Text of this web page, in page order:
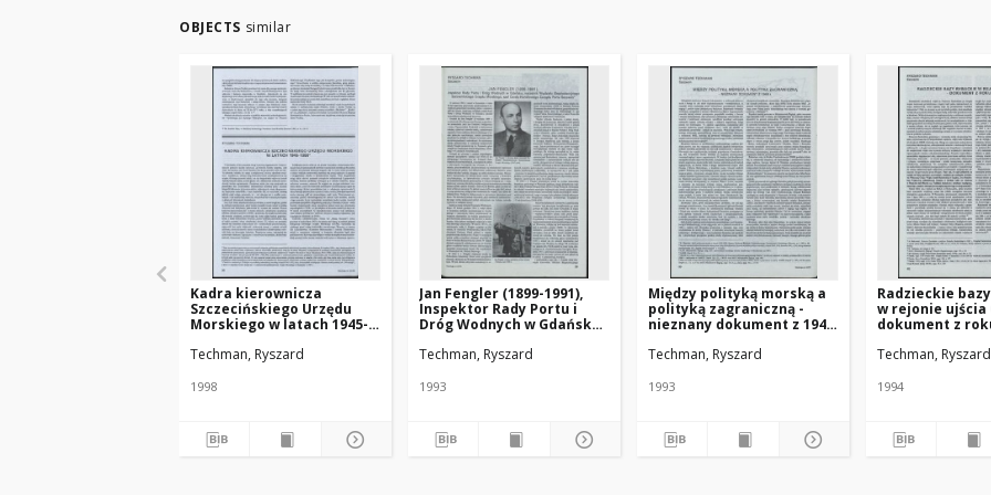
OBJECTS similar
Kadra kierownicza
Szczecińskiego Urzędu
Morskiego w latach 1945-
Techman, Ryszard
1998
Jan Fengler (1899-1991),
Inspektor Rady Portu i
Dróg Wodnych w Gdańsku,
Eksploatacyjnego
Morskiego, szef Działu
Techman, Ryszard
1993
Między polityką morską a
polityką zagraniczną -
nieznany dokument z 1948
Techman, Ryszard
1993
Radzieckie
w rejonie ujścia
dokument z
Techman, Ryszard
1994